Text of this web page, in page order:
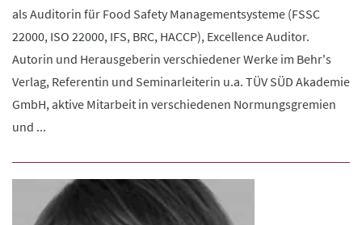
als Auditorin für Food Safety Managementsysteme (FSSC
22000, ISO 22000, IFS, BRC, HACCP), Excellence Auditor.
Autorin und Herausgeberin verschiedener Werke im Behr's
Verlag, Referentin und Seminarleiterin u.a. TÜV SÜD Akademie
GmbH, aktive Mitarbeit in verschiedenen Normungsgremien
und ...